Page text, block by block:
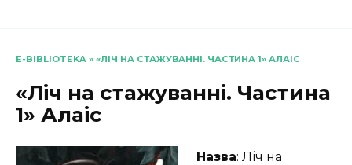
E-BIBLIOTEKA » «ЛІЧ НА СТАЖУВАННІ. ЧАСТИНА 1» АЛАІС
«Ліч на стажуванні. Частина
1» Алаіс
Назва: Ліч на